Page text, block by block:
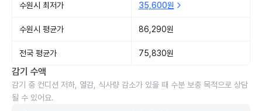
수원시 최저가 35,600원
수원시 평균가 86,290원
전국 평균가 75,830원
감기 수액
감기 중 컨디션 저하, 열감, 식사량 감소가 있을 때 수분 보충 목적으로 상담
될 수 있어요.